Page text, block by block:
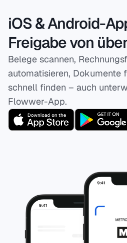
iOS & Android-
Freigabe von
Belege scannen,
automatisieren, Dokumente
schnell finden – auch
Flowwer-App.